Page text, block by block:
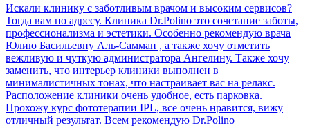
Искали клинику с заботливым врачом и высоким сервисов?
Тогда вам по адресу. Клиника Dr.Polino это сочетание заботы,
профессионализма и эстетики. Особенно рекомендую врача
Юлию Басильевну Аль-Самман , а также хочу отметить
вежливую и чуткую администратора Ангелину. Также хочу
заменить, что интерьер клиники выполнен в
минималистичных тонах, что настраивает вас на релакс.
Расположение клиники очень удобное, есть парковка.
Прохожу курс фототерапии IPL, все очень нравится, вижу
отличный результат. Всем рекомендую Dr.Polino